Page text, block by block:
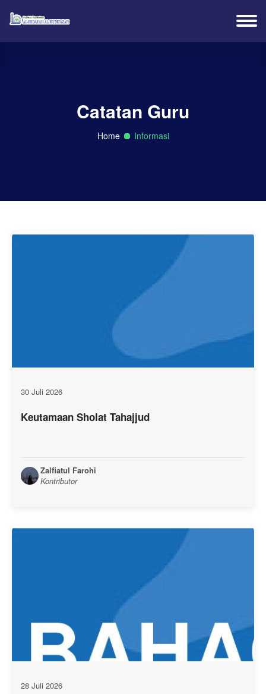
Catatan Guru
Home Informasi
30 Juli 2026
Keutamaan Sholat Tahajjud
Zalfiatul Farohi
Kontributor
28 Juli 2026